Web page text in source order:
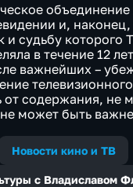
и,
и судьбу которого
в течение 12
важнейших –
от содержания, не
может быть
Новости кино и ТВ
с Владиславом